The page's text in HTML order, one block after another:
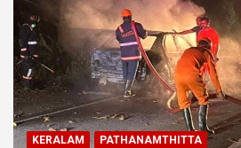
KERALAM PATHANAMTHITTA